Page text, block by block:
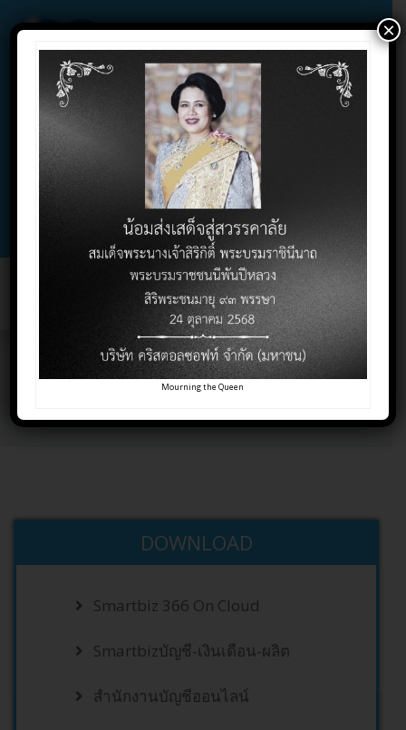
02-732-1900 , 02-732-1800 , 086-325-9004
Contact Click Support Click
Toggle
คู่มือ
Home
DOWNLOAD
Smartbiz 366 On Cloud
Smartbizบัญชี-เงินเดือน-ผลิต
สำนักงานบัญชีออนไลน์
Mourning the Queen
×